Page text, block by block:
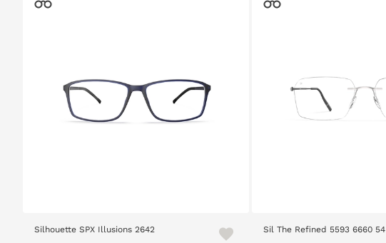
Silhouette SPX Illusions 2642 Sil The Refined 5593 6660 54